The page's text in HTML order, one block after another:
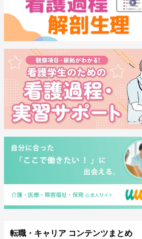
転職・キャリア コンテンツまとめ